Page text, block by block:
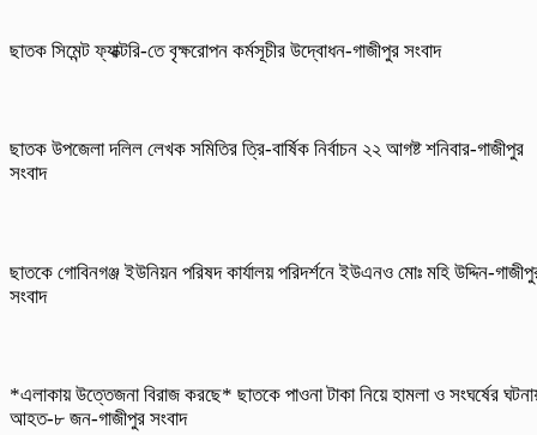
ছাতক সিমেন্ট ফ্যাক্টরি-তে বৃক্ষরোপন কর্মসূচীর উদ্বোধন-গাজীপুর সংবাদ
ছাতক উপজেলা দলিল লেখক সমিতির ত্রি-বার্ষিক নির্বাচন ২২ আগষ্ট শনিবার-গাজীপুর
সংবাদ
ছাতকে গোবিনগঞ্জ ইউনিয়ন পরিষদ কার্যালয় পরিদর্শনে ইউএনও মোঃ মহি উদ্দিন-
সংবাদ
*এলাকায় উত্তেজনা বিরাজ করছে* ছাতকে পাওনা টাকা নিয়ে হামলা ও সংঘর্ষের
আহত-৮ জন-গাজীপুর সংবাদ